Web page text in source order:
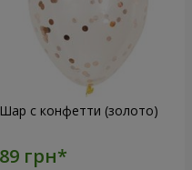
Шар с конфетти (золото)